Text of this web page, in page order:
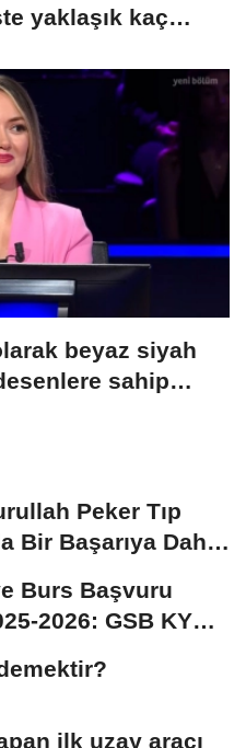
yaklaşık kaç
girmiştir?
beyaz siyah
sahip
alakalı hangi
Peker Tıp
Bir Başarıya Daha
Burs Başvuru
2026: GSB KYK
ilk uzay aracı